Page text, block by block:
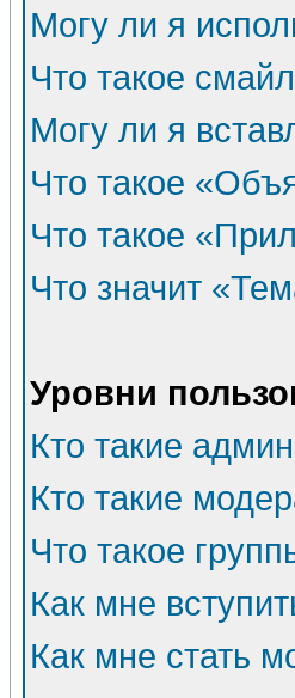
Могу ли я
Что такое
Могу ли я
Что такое
Что такое
Что значит
Уровни
Кто такие
Кто такие
Что такое
Как мне
Как мне стать